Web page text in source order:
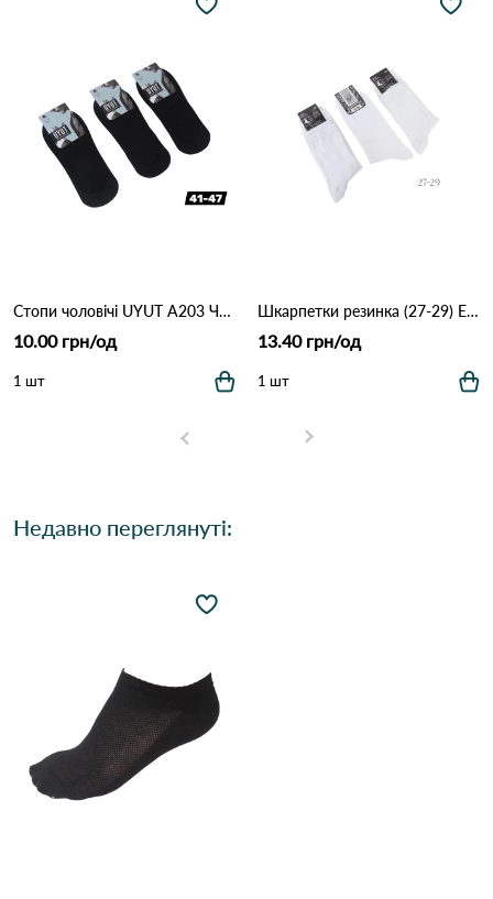
Стопи чоловічі UYUT A203 Чорний
10.00 грн/од
1 шт
Шкарпетки резинка (27-29) ELIT 0057 Білий
13.40 грн/од
1 шт
Недавно переглянуті: